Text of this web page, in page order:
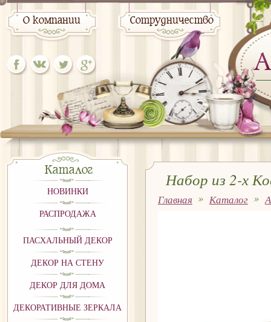
О компании Сотрудничество
Каталог
НОВИНКИ
РАСПРОДАЖА
ПАСХАЛЬНЫЙ ДЕКОР
ДЕКОР НА СТЕНУ
ДЕКОР ДЛЯ ДОМА
ДЕКОРАТИВНЫЕ ЗЕРКАЛА
Набор из 2-х
Главная Каталог